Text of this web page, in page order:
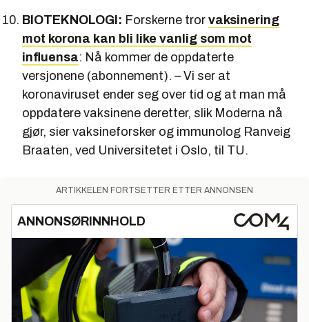
BIOTEKNOLOGI: Forskerne tror vaksinering
mot korona kan bli like vanlig som mot
influensa: Nå kommer de oppdaterte
versjonene (abonnement). – Vi ser at
koronaviruset ender seg over tid og at man må
oppdatere vaksinene deretter, slik Moderna nå
gjør, sier vaksineforsker og immunolog Ranveig
Braaten, ved Universitetet i Oslo, til TU.
ARTIKKELEN FORTSETTER ETTER ANNONSEN
ANNONSØRINNHOLD